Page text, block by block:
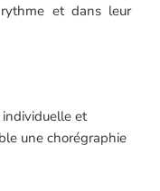
et dans leur
individuelle et
une chorégraphie